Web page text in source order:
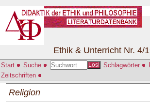
Start Suche Los! Schlagwörter
Zeitschriften
Ethik & Unterricht Nr. 4/
Religion